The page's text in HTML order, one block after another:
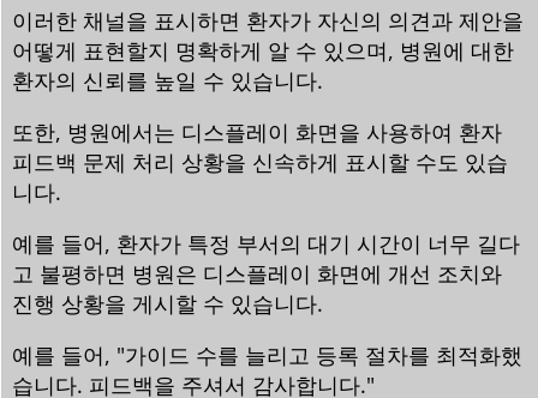
이러한 채널을 표시하면 환자가 자신의 의견과 제안을
어떻게 표현할지 명확하게 알 수 있으며, 병원에 대한
환자의 신뢰를 높일 수 있습니다.
또한, 병원에서는 디스플레이 화면을 사용하여 환자
피드백 문제 처리 상황을 신속하게 표시할 수도 있습
니다.
예를 들어, 환자가 특정 부서의 대기 시간이 너무 길다
고 불평하면 병원은 디스플레이 화면에 개선 조치와
진행 상황을 게시할 수 있습니다.
예를 들어, "가이드 수를 늘리고 등록 절차를 최적화했
습니다. 피드백을 주셔서 감사합니다."